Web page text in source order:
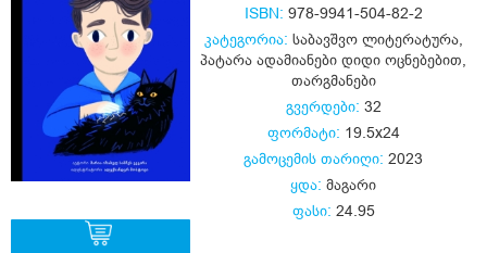
ISBN: 978-9941-504-82-2
კატეგორია: საბავშვო ლიტერატურა,
პატარა ადამიანები დიდი ოცნებებით
თარგმანები
გვერდები: 32
ფორმატი: 19.5x24
გამოცემის თარიღი: 2023
ყდა: მაგარი
ფასი: 24.95